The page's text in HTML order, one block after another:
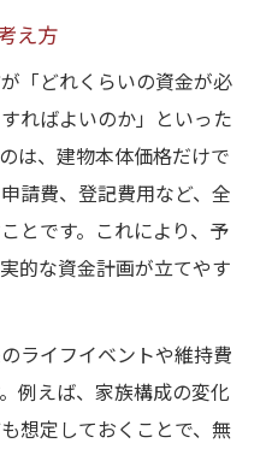
え方
「どれくらいの資金が必
ればよいのか」といった
は、建物本体価格だけで
請費、登記費用など、全
とです。これにより、予
的な資金計画が立てやす
ライフイベントや維持費
例えば、家族構成の変化
想定しておくことで、無